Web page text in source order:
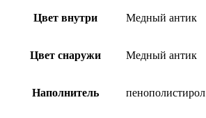
Цвет внутри Медный антик
Цвет снаружи Медный антик
Наполнитель пенополистирол